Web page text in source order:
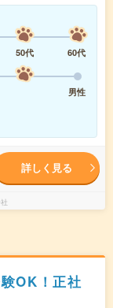
50代
60代
男性
詳しく見る
OK！正社